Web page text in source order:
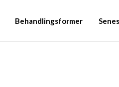
Behandlingsformer